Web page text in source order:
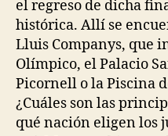
el regreso de dicha
histórica. Allí se
Lluis Companys, que
Olímpico, el Palacio
Picornell o la Piscina
¿Cuáles son las
qué nación eligen los